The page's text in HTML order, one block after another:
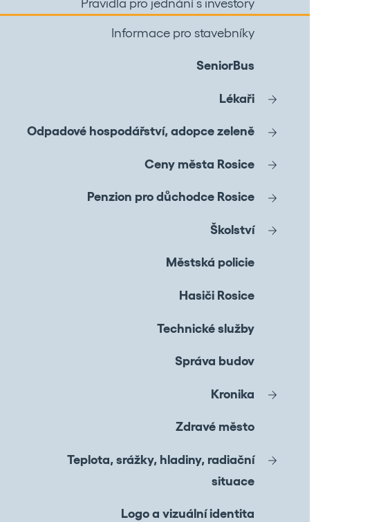
Informace pro stavebníky
SeniorBus
Lékaři
Odpadové hospodářství, adopce zeleně
Ceny města Rosice
Penzion pro důchodce Rosice
Školství
Městská policie
Hasiči Rosice
Technické služby
Správa budov
Kronika
Zdravé město
Teplota, srážky, hladiny, radiační
situace
Logo a vizuální identita